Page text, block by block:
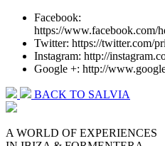
Facebook:
https://www.facebook.com/
Twitter: https://twitter.com/
Instagram: http://
Google +: http://
BACK TO SALVIA
A WORLD OF EXPERIENCES